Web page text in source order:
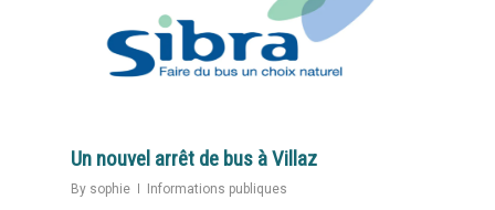
Un nouvel arrêt de bus à Villaz
By sophie Informations publiques